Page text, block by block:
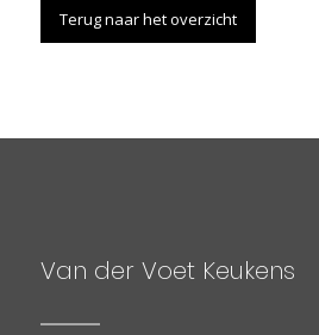
Terug naar het overzicht
Van der Voet Keukens